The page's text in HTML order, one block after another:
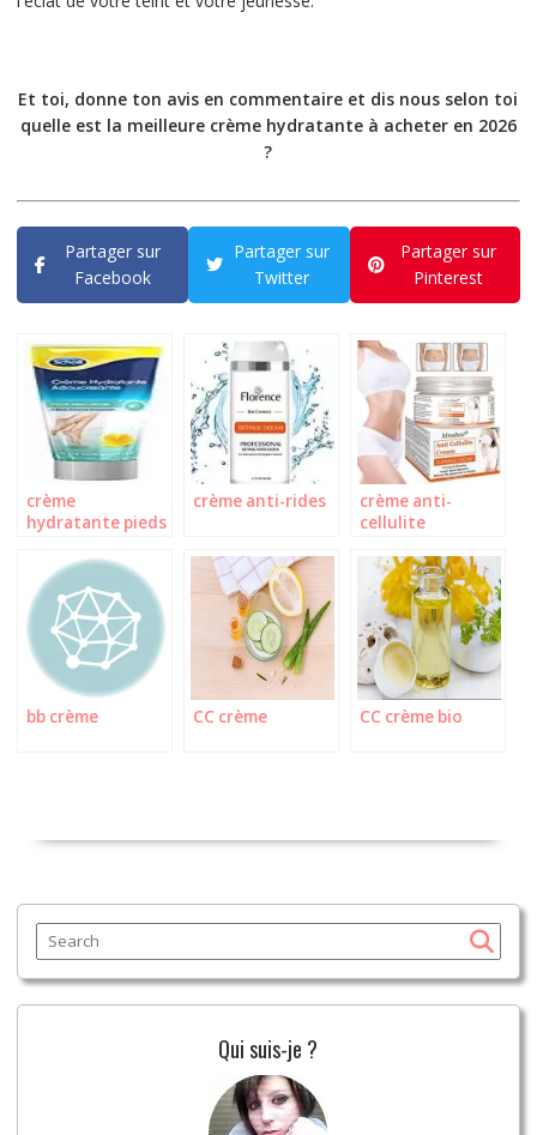
Et toi, donne ton avis en commentaire et dis nous selon toi
quelle est la meilleure crème hydratante à acheter en 2026
?
Partager sur
Facebook
Partager sur
Twitter
Partager sur
Pinterest
crème
hydratante pieds
crème anti-rides
crème anti-
cellulite
bb crème CC crème CC crème bio
Qui suis-je ?